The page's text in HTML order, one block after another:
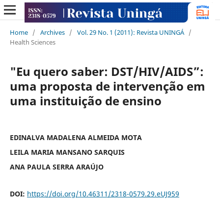
Home / Archives / Vol. 29 No. 1 (2011): Revista UNINGÁ /
Health Sciences
"Eu quero saber: DST/HIV/AIDS”:
uma proposta de intervenção em
uma instituição de ensino
EDINALVA MADALENA ALMEIDA MOTA
LEILA MARIA MANSANO SARQUIS
ANA PAULA SERRA ARAÚJO
DOI: https://doi.org/10.46311/2318-0579.29.eUJ959